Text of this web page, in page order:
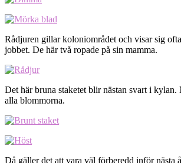
Rådjuren gillar koloniområdet och visar sig
jobbet. De här två ropade på sin mamma.
Det här bruna staketet blir nästan svart i
alla blommorna.
Då gäller det att vara väl förberedd inför nästa